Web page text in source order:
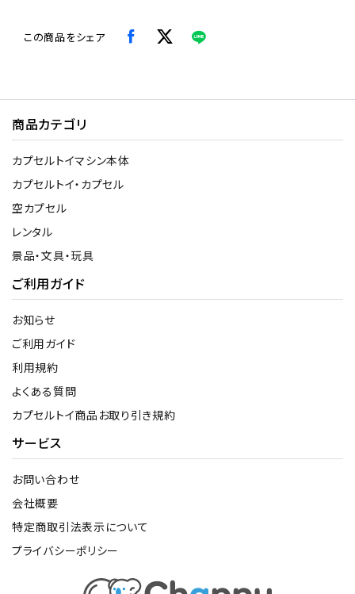
この商品をシェア
商品カテゴリ
カプセルトイマシン本体
カプセルトイ・カプセル
空カプセル
レンタル
景品・文具・玩具
ご利用ガイド
お知らせ
ご利用ガイド
利用規約
よくある質問
カプセルトイ商品お取り引き規約
サービス
お問い合わせ
会社概要
特定商取引法表示について
プライバシーポリシー